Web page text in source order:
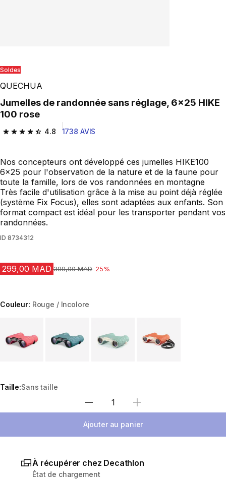
Soldes
QUECHUA
Jumelles de randonnée sans réglage, 6x25 HIKE
100 rose
4.8
4.8 out of 5 stars from 1738 reviews
1738 AVIS
Nos concepteurs ont développé ces jumelles HIKE100
6x25 pour l'observation de la nature et de la faune pour
toute la famille, lors de vos randonnées en montagne
Très facile d'utilisation grâce à la mise au point déjà réglée
(système Fix Focus), elles sont adaptées aux enfants. Son
format compact est idéal pour les transporter pendant vos
randonnées.
ID 8734312
299,00 MAD Prix avant la réduction
399,00 MAD-25%
Couleur: Rouge / Incolore
Taille:Sans taille
Sélectionnez la quantité
Ajouter au panier
À récupérer chez Decathlon
État de chargement